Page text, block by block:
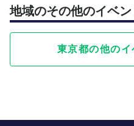
地域のその他のイベン
東京都の他の